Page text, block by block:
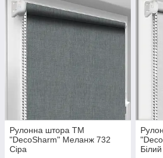
Рулонна штора TM
"DecoSharm" Меланж 732
Сіра
Білий